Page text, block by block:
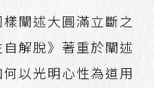
闡述大圓滿立斷之
解脫》著重於闡述
以光明心性為道用